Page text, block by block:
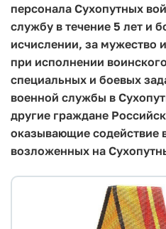
персонала Сухопутных
службу в течение 5 лет и
исчислении, за мужество
при исполнении
специальных и боевых
военной службы в
другие граждане
оказывающие содействие
возложенных на